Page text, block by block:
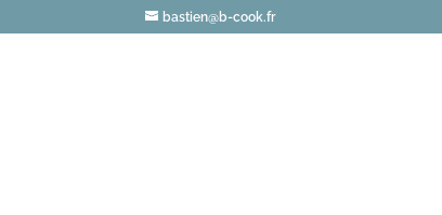
bastien@b-cook.fr